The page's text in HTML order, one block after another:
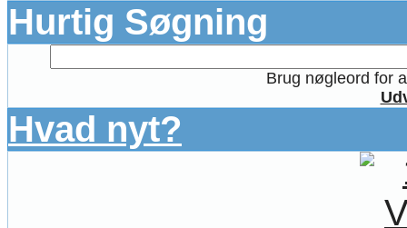
Hurtig Søgning
Brug nøgleord for
Hvad nyt?